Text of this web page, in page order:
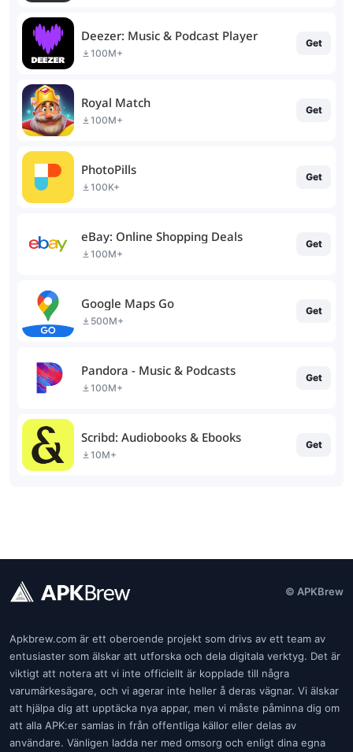
Deezer: Music & Podcast Player
100M+
Get
Royal Match
100M+
Get
PhotoPills
100K+
Get
eBay: Online Shopping Deals
100M+
Get
Google Maps Go
500M+
Get
Pandora - Music & Podcasts
100M+
Get
Scribd: Audiobooks & Ebooks
10M+
Get
© APKBrew
Apkbrew.com är ett oberoende projekt som drivs av ett team av
entusiaster som älskar att utforska och dela digitala verktyg. Det är
viktigt att notera att vi inte officiellt är kopplade till några
varumärkesägare, och vi agerar inte heller å deras vägnar. Vi älskar
att hjälpa dig att upptäcka nya appar, men vi måste påminna dig om
att alla APK:er samlas in från offentliga källor eller delas av
användare. Vänligen ladda ner med omsorg och enligt dina egna